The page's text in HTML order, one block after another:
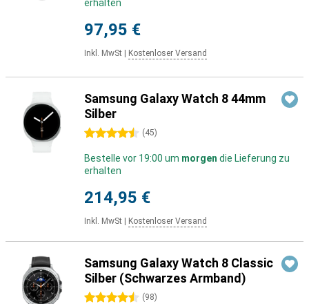
erhalten
97,95 €
Inkl. MwSt Kostenloser Versand
Samsung Galaxy Watch 8 44mm
Silber
4.5 Sterne (45)
Bestelle vor 19:00 um morgen die Lieferung zu
erhalten
214,95 €
Inkl. MwSt Kostenloser Versand
Samsung Galaxy Watch 8 Classic
Silber (Schwarzes Armband)
4.5 Sterne (98)